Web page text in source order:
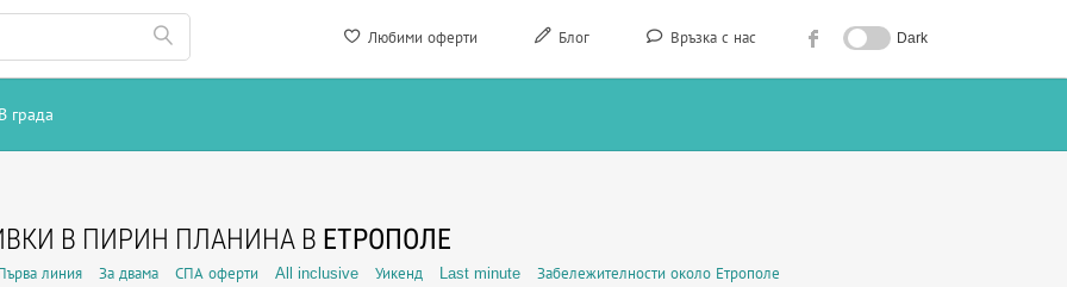
Любими оферти Блог Връзка с нас Dark
В града
В ПИРИН ПЛАНИНА В ЕТРОПОЛЕ
линия За двама СПА оферти All inclusive Уикенд Last minute Забележителности около Етрополе